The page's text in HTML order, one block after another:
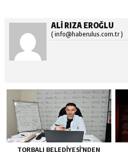
ALI RIZA EROĞLU
( info@haberulus.com.tr )
TORBALI BELEDIYESI’NDEN